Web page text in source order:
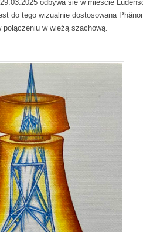
odbywa się w mieście
do tego wizualnie dostosowana
połączeniu w wieżą szachową.